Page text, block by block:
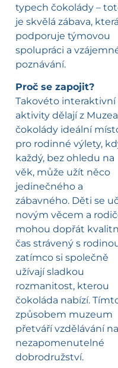
typech čokolády –
je skvělá zábava, která
podporuje týmovou
spolupráci a
poznávání.
Proč se zapojit?
Takovéto interaktivní
aktivity dělají z Muzea
čokolády ideální
pro rodinné výlety,
každý, bez ohledu na
věk, může užít něco
jedinečného a
zábavného. Děti se
novým věcem a
mohou dopřát
čas strávený s
zatímco si společně
užívají sladkou
rozmanitost, kterou
čokoláda nabízí.
způsobem muzeum
přetváří vzdělávání na
nezapomenutelné
dobrodružství.